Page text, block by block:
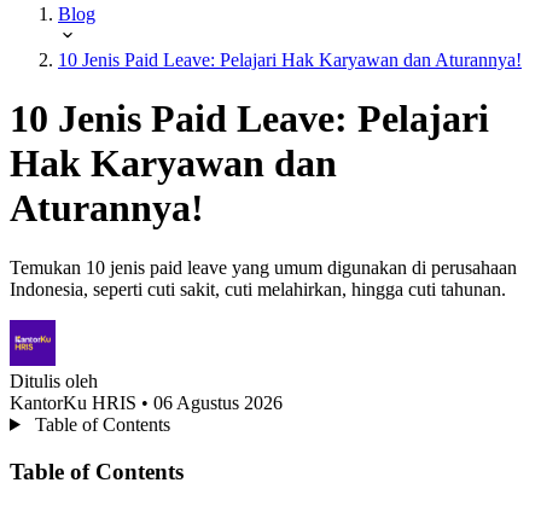
Blog
10 Jenis Paid Leave: Pelajari Hak Karyawan dan Aturannya!
10 Jenis Paid Leave: Pelajari
Hak Karyawan dan
Aturannya!
Temukan 10 jenis paid leave yang umum digunakan di perusahaan
Indonesia, seperti cuti sakit, cuti melahirkan, hingga cuti tahunan.
Ditulis oleh
KantorKu HRIS • 06 Agustus 2026
Table of Contents
Table of Contents